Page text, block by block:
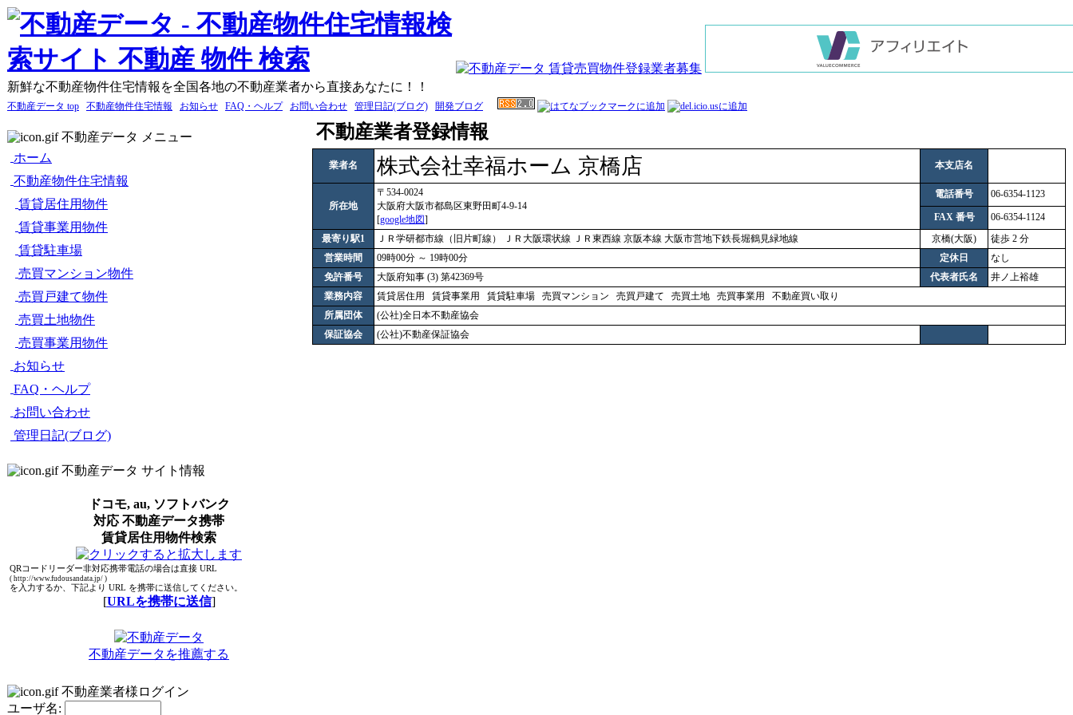
新鮮な不動産物件住宅情報を全国各地の不動産業者から直接あなたに！！
不動産データ top 不動産物件住宅情報 お知らせ FAQ・ヘルプ お問い合わせ 管理日記(ブログ) 開発ブログ
不動産データ メニュー
ホーム
不動産物件住宅情報
賃貸居住用物件
賃貸事業用物件
賃貸駐車場
売買マンション物件
売買戸建て物件
売買土地物件
売買事業用物件
お知らせ
FAQ・ヘルプ
お問い合わせ
管理日記(ブログ)
不動産データ サイト情報
ドコモ, au, ソフトバンク
対応 不動産データ携帯
賃貸居住用物件検索
QRコードリーダー非対応携帯電話の場合は直接 URL
( http://www.fudousandata.jp/ )
を入力するか、下記より URL を携帯に送信してください。
[URLを携帯に送信]
不動産データを推薦する
不動産業者様ログイン
ユーザ名:
不動産業者登録情報
業者名 株式会社幸福ホーム 京橋店 本支店名
所在地
〒534-0024
大阪府大阪市都島区東野田町4-9-14
[google地図]
電話番号 06-6354-1123
FAX 番号
06-6354-1124
最寄り駅1
ＪＲ学研都市線（旧片町線） ＪＲ大阪環状線 ＪＲ東西線 京阪本線 大阪市営地下鉄長堀鶴見緑地線 京橋(大阪)
徒歩 2 分
営業時間
09時00分 ～ 19時00分 定休日
なし
免許番号
大阪府知事 (3) 第42369号 代表者氏名
井ノ上裕雄
業務内容
賃貸居住用 賃貸事業用 賃貸駐車場 売買マンション 売買戸建て 売買土地 売買事業用 不動産買い取り
所属団体
(公社)全日本不動産協会
保証協会
(公社)不動産保証協会